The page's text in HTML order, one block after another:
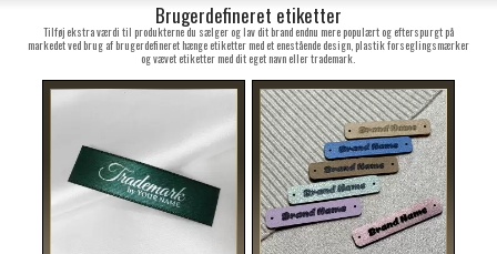
Brugerdefineret etiketter
Tilføj ekstra værdi til produkterne du sælger og lav dit brand endnu mere populært og efterspurgt på
markedet ved brug af brugerdefineret hænge etiketter med et enestående design, plastik forseglingsmærker
og vævet etiketter med dit eget navn eller trademark.